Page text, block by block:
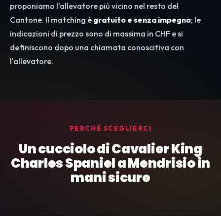
proponiamo l'allevatore più vicino nel resto del
Cantone. Il matching è gratuito e senza impegno; le
indicazioni di prezzo sono di massima in CHF e si
definiscono dopo una chiamata conoscitiva con
l'allevatore.
PERCHÉ SCEGLIERCI
Un cucciolo di Cavalier King
Charles Spaniel a Mendrisio in
mani sicure